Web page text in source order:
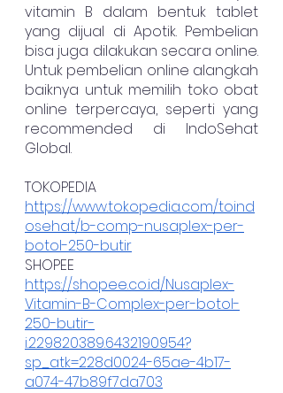
vitamin B dalam bentuk tablet
yang dijual di Apotik. Pembelian
bisa juga dilakukan secara online.
Untuk pembelian online alangkah
baiknya untuk memilih toko obat
online terpercaya, seperti yang
recommended di IndoSehat
Global.
TOKOPEDIA
https://www.tokopedia.com/toind
osehat/b-comp-nusaplex-per-
botol-250-butir
SHOPEE
https://shopee.co.id/Nusaplex-
Vitamin-B-Complex-per-botol-
250-butir-
i.229820389.6432190954?
sp_atk=228d0024-65ae-4b17-
a074-47b89f7da703